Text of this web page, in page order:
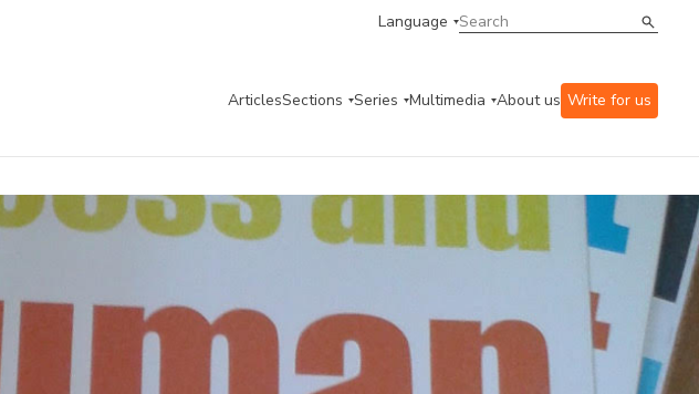
Language
ArticlesSections Series Multimedia About us Write for us